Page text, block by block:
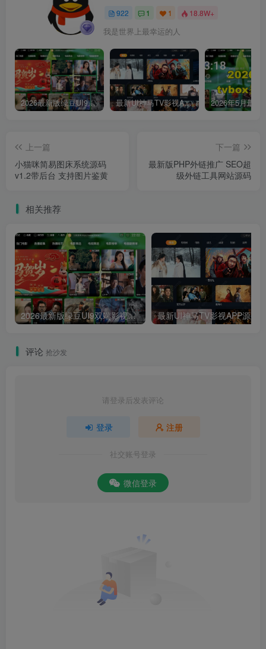
922 1 1 18.8W+
我是世界上最幸运的人
2026最新版绿豆UI9双端影视APP源码 最新UI神马TV影视APP源码 乐檬影视苹果CMS后台 包含前后端源码
上一篇
小猫咪简易图床系统源码
v1.2带后台 支持图片鉴黄
下一篇
最新版PHP外链推广 SEO超
级外链工具网站源码
相关推荐
2026最新版绿豆UI9双端影视APP源码
评论 抢沙发
请登录后发表评论
登录 注册
社交账号登录
微信登录